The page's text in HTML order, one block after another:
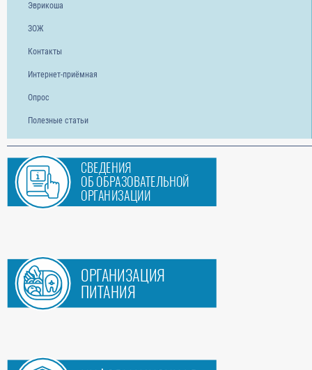
Эврикоша
ЗОЖ
Контакты
Интернет-приёмная
Опрос
Полезные статьи